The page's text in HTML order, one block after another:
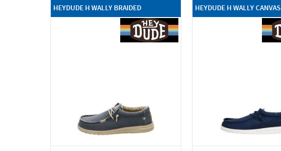
HEYDUDE H WALLY BRAIDED HEYDUDE H WALLY CANVAS